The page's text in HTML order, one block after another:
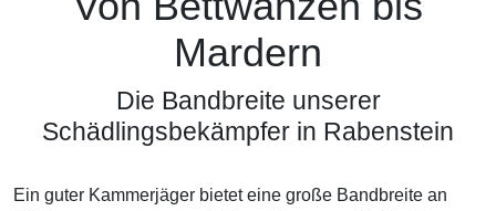
Mardern
Die Bandbreite unserer
Schädlingsbekämpfer in Rabenstein
Ein guter Kammerjäger bietet eine große Bandbreite an